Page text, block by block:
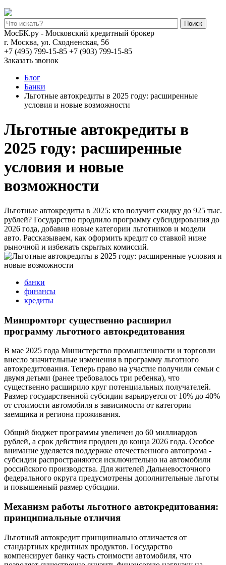
Поиск
МосБК.ру - Московский кредитный брокер
г. Москва, ул. Сходненская, 56
+7 (495) 799-15-85 +7 (903) 799-15-85
Заказать звонок
Блог
Банки
Льготные автокредиты в 2025 году: расширенные
условия и новые возможности
Льготные автокредиты в
2025 году: расширенные
условия и новые
возможности
Льготные автокредиты в 2025: кто получит скидку до 925 тыс.
рублей? Государство продлило программу субсидирования до
2026 года, добавив новые категории льготников и модели
авто. Рассказываем, как оформить кредит со ставкой ниже
рыночной и избежать скрытых комиссий.
банки
финансы
кредиты
Минпромторг существенно расширил
программу льготного автокредитования
В мае 2025 года Министерство промышленности и торговли
внесло значительные изменения в программу льготного
автокредитования. Теперь право на участие получили семьи с
двумя детьми (ранее требовалось три ребенка), что
существенно расширило круг потенциальных получателей.
Размер государственной субсидии варьируется от 10% до 40%
от стоимости автомобиля в зависимости от категории
заемщика и региона проживания.
Общий бюджет программы увеличен до 60 миллиардов
рублей, а срок действия продлен до конца 2026 года. Особое
внимание уделяется поддержке отечественного автопрома -
субсидии распространяются исключительно на автомобили
российского производства. Для жителей Дальневосточного
федерального округа предусмотрены дополнительные льготы
и повышенный размер субсидии.
Механизм работы льготного автокредитования:
принципиальные отличия
Льготный автокредит принципиально отличается от
стандартных кредитных продуктов. Государство
компенсирует банку часть стоимости автомобиля, что